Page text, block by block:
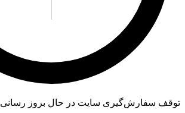
توقف سفارش‌گیری سایت در حال بروز رسانی